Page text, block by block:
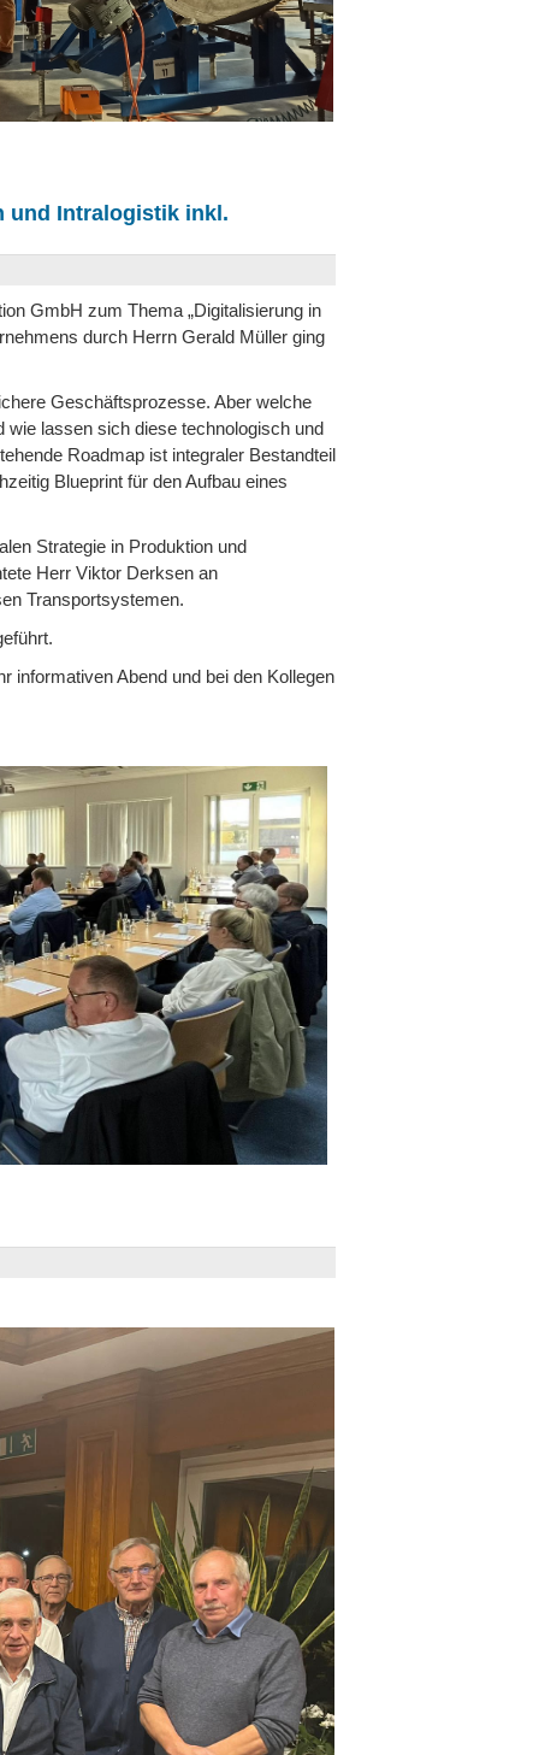
und Intralogistik inkl.
GmbH zum Thema „Digitalisierung in
durch Herrn Gerald Müller ging
Geschäftsprozesse. Aber welche
lassen sich diese technologisch und
Roadmap ist integraler Bestandteil
Blueprint für den Aufbau eines
Strategie in Produktion und
Herr Viktor Derksen an
Transportsystemen.
informativen Abend und bei den Kollegen